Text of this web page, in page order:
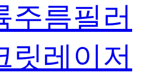
주름필러
릿레이저